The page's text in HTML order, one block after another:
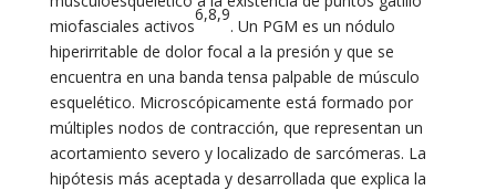
miofasciales activos
6,8,9
. Un PGM es un nódulo
hiperirritable de dolor focal a la presión y que se
encuentra en una banda tensa palpable de músculo
esquelético. Microscópicamente está formado por
múltiples nodos de contracción, que representan un
acortamiento severo y localizado de sarcómeras. La
hipótesis más aceptada y desarrollada que explica la